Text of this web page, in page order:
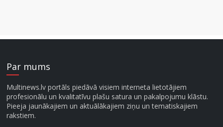
Par mums
Multinews.lv portāls piedāvā visiem interneta lietotājiem
profesionālu un kvalitatīvu plašu satura un pakalpojumu klāstu.
Pieeja jaunākajiem un aktuālākajiem ziņu un tematiskajiem
rakstiem.